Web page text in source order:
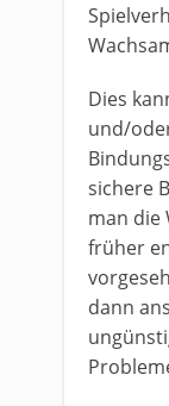
Dies
und/
sichere
man die
früher
dann